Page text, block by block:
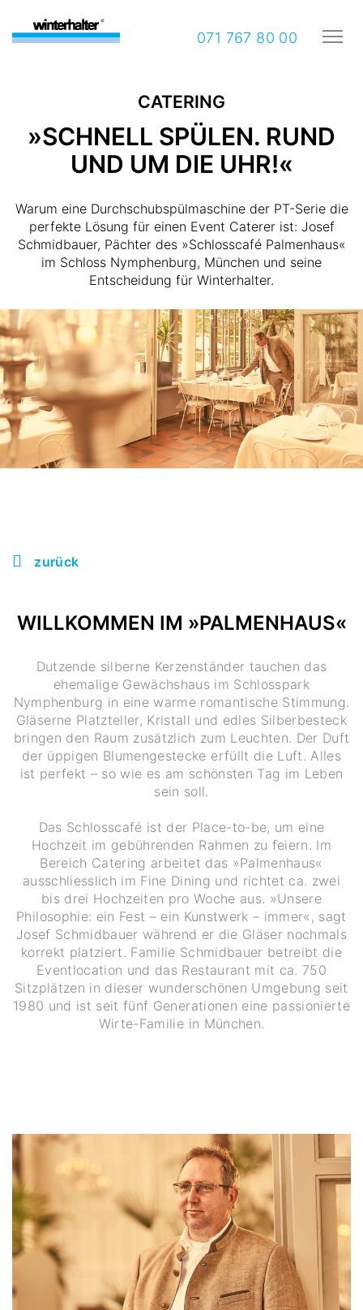
071 767 80 00
CATERING
»SCHNELL SPÜLEN. RUND
UND UM DIE UHR!«
Warum eine Durchschubspülmaschine der PT-Serie die
perfekte Lösung für einen Event Caterer ist: Josef
Schmidbauer, Pächter des »Schlosscafé Palmenhaus«
im Schloss Nymphenburg, München und seine
Entscheidung für Winterhalter.
zurück
WILLKOMMEN IM »PALMENHAUS«
Dutzende silberne Kerzenständer tauchen das
ehemalige Gewächshaus im Schlosspark
Nymphenburg in eine warme romantische Stimmung.
Gläserne Platzteller, Kristall und edles Silberbesteck
bringen den Raum zusätzlich zum Leuchten. Der Duft
der üppigen Blumengestecke erfüllt die Luft. Alles
ist perfekt – so wie es am schönsten Tag im Leben
sein soll.
Das Schlosscafé ist der Place-to-be, um eine
Hochzeit im gebührenden Rahmen zu feiern. Im
Bereich Catering arbeitet das »Palmenhaus«
ausschliesslich im Fine Dining und richtet ca. zwei
bis drei Hochzeiten pro Woche aus. »Unsere
Philosophie: ein Fest – ein Kunstwerk – immer«, sagt
Josef Schmidbauer während er die Gläser nochmals
korrekt platziert. Familie Schmidbauer betreibt die
Eventlocation und das Restaurant mit ca. 750
Sitzplätzen in dieser wunderschönen Umgebung seit
1980 und ist seit fünf Generationen eine passionierte
Wirte-Familie in München.